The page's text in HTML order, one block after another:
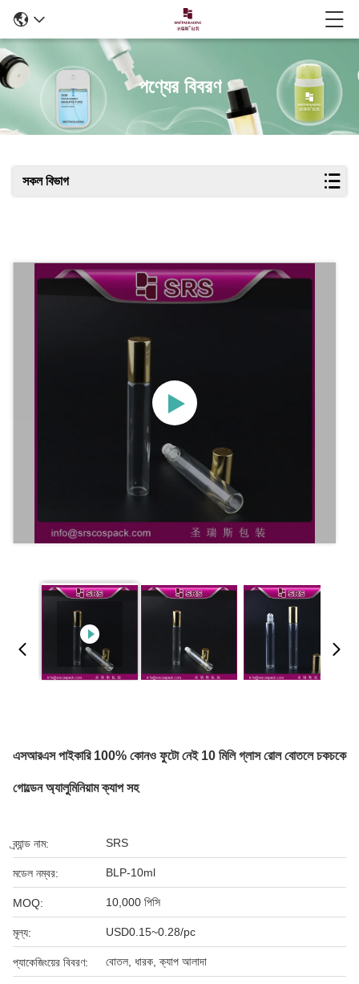
পণ্যের বিবরণ
সকল বিভাগ
এসআরএস পাইকারি 100% কোনও ফুটো নেই 10 মিলি গ্লাস রোল বোতলে চকচকে
গোল্ডেন অ্যালুমিনিয়াম ক্যাপ সহ
ব্র্যান্ড নাম: SRS
মডেল নম্বর: BLP-10ml
MOQ: 10,000 পিসি
মূল্য: USD0.15~0.28/pc
প্যাকেজিংয়ের বিবরণ: বোতল, ধারক, ক্যাপ আলাদা